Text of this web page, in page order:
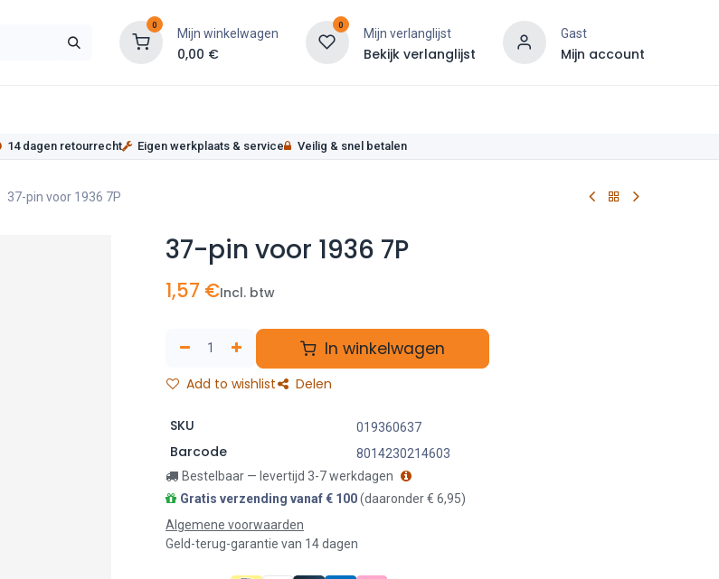
0
Mijn winkelwagen
0,00 €
0
Mijn verlanglijst
Bekijk verlanglijst
Gast
Mijn account
14 dagen retourrecht Eigen werkplaats & service Veilig & snel betalen
37-pin voor 1936 7P
37-pin voor 1936 7P
1,57 €Incl. btw
In winkelwagen
Add to wishlist Delen
SKU 019360637
Barcode
8014230214603
Bestelbaar — levertijd 3-7 werkdagen
Gratis verzending vanaf € 100(daaronder € 6,95)
Algemene voorwaarden
Geld-terug-garantie van 14 dagen